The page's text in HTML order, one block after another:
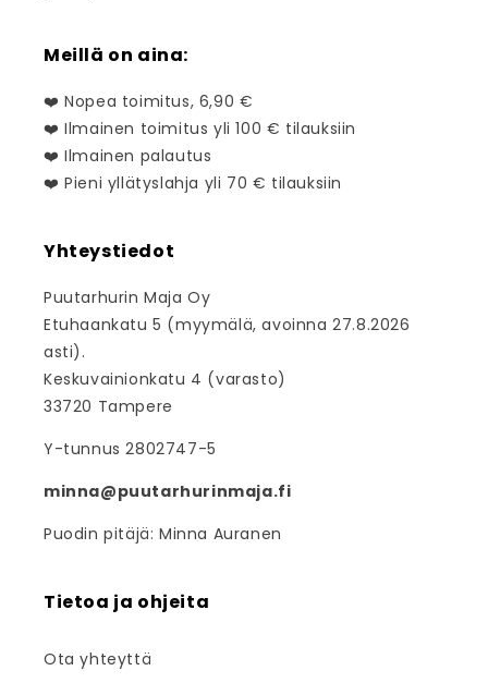
Meillä on aina:
❤️ Nopea toimitus, 6,90 €
❤️ Ilmainen toimitus yli 100 € tilauksiin
❤️ Ilmainen palautus
❤️ Pieni yllätyslahja yli 70 € tilauksiin
Yhteystiedot
Puutarhurin Maja Oy
Etuhaankatu 5 (myymälä, avoinna 27.8.2026
asti).
Keskuvainionkatu 4 (varasto)
33720 Tampere
Y-tunnus 2802747-5
minna@puutarhurinmaja.fi
Puodin pitäjä: Minna Auranen
Tietoa ja ohjeita
Ota yhteyttä